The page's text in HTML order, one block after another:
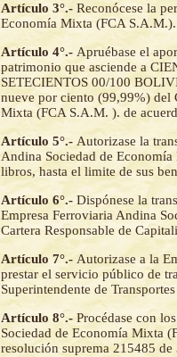
Artículo 3°.- Reconócese la
Economía Mixta (FCA S.A.M.).
Artículo 4°.- Apruébase el
patrimonio que asciende a
SETECIENTOS 00/100
nueve por ciento (99,99%) del
Mixta (FCA S.A.M. ). de
Artículo 5°.- Autorizase la
Andina Sociedad de
libros, hasta el limite de sus
Artículo 6°.- Dispónese la
Empresa Ferroviaria Andina
Cartera Responsable de
Artículo 7°.- Autorizase a la
prestar el servicio público de
Superintendente de
Artículo 8°.- Procédase con
Sociedad de Economía Mixta
resolución suprema 215485